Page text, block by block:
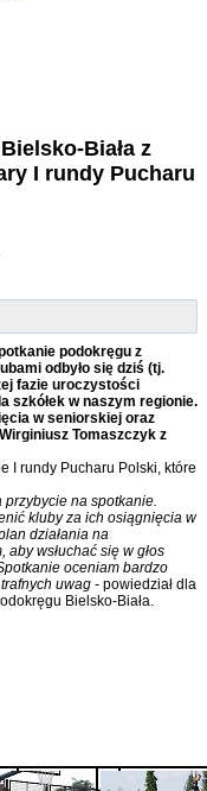
Biała z
I rundy Pucharu
podokręgu z
odbyło się dziś (tj.
fazie uroczystości
szkółek w naszym regionie.
w seniorskiej oraz
Tomaszczyk z
I rundy Pucharu Polski, które
na spotkanie.
kluby za ich osiągnięcia w
działania na
wsłuchać się w głos
oceniam bardzo
uwag - powiedział dla
Bielsko-Biała.